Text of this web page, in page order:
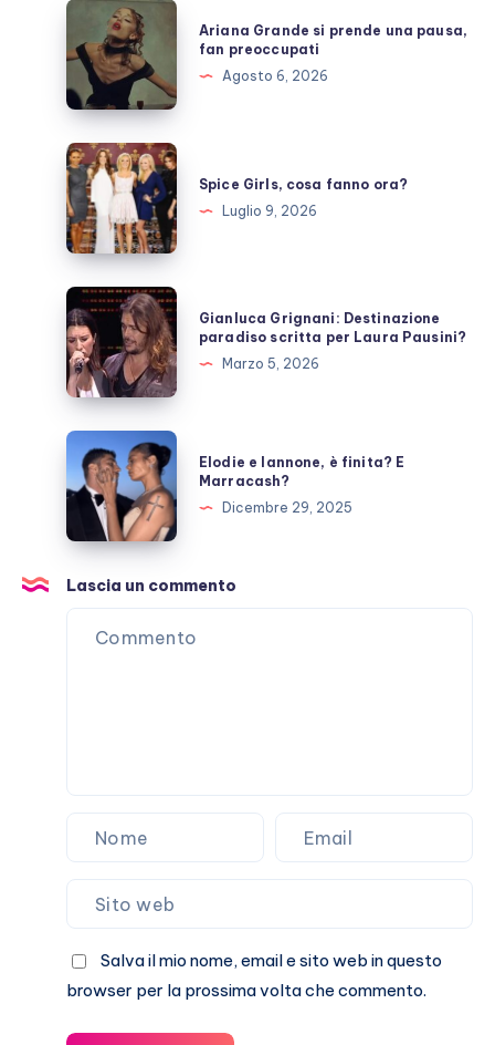
Ariana
Grande
si
prende
una
pausa,
fan
preoccupati
Ariana Grande si prende una pausa,
fan preoccupati
Agosto 6, 2026
Spice
Girls,
cosa
fanno
ora?
Spice Girls, cosa fanno ora?
Luglio 9, 2026
Gianluca
Grignani:
Destinazione
paradiso
scritta
per
Laura
Pausini?
Gianluca Grignani: Destinazione
paradiso scritta per Laura Pausini?
Marzo 5, 2026
Elodie
e
Iannone,
finita?
E
Marracash?
Elodie e Iannone, è finita? E
Marracash?
Dicembre 29, 2025
Lascia un commento
Salva il mio nome, email e sito web in questo
browser per la prossima volta che commento.